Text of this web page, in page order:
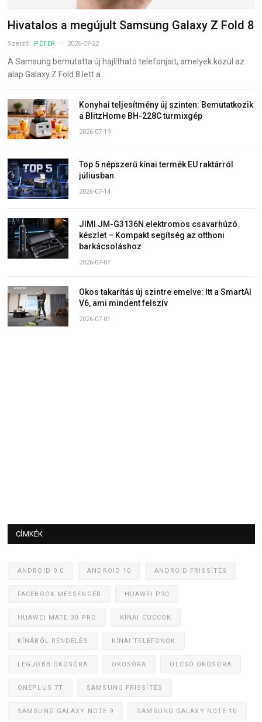
Hivatalos a megújult Samsung Galaxy Z Fold 8
Szerző: PÉTER 2026-07-22
A Samsung bemutatta új hajlítható telefonjait, amelyek közül az
alap Galaxy Z Fold 8 lett a…
Konyhai teljesítmény új szinten: Bemutatkozik
a BlitzHome BH-228C turmixgép
2026-07-19
Top 5 népszerű kínai termék EU raktárról
júliusban
2026-07-14
JIMI JM-G3136N elektromos csavarhúzó
készlet – Kompakt segítség az otthoni
barkácsoláshoz
2026-07-07
Okos takarítás új szintre emelve: Itt a SmartAI
V6, ami mindent felszív
2026-07-01
CÍMKÉK
ANDROID 9.0 ANDROID 10 ANDROID FRISSÍTÉS
FACEBOOK MESSENGER HUAWEI P30
HUAWEI MATE 30 PRO KÍNAI CUCCOK
KÍNÁBÓL RENDELÉS KÍNAI TELEFONOK
LEGJOBB OKOSÓRA OKOSÓRA OLCSÓ OKOSÓRA
ONEPLUS 7T SAMSUNG FRISSÍTÉS
SAMSUNG GALAXY NOTE 9 SAMSUNG GALAXY NOTE 10